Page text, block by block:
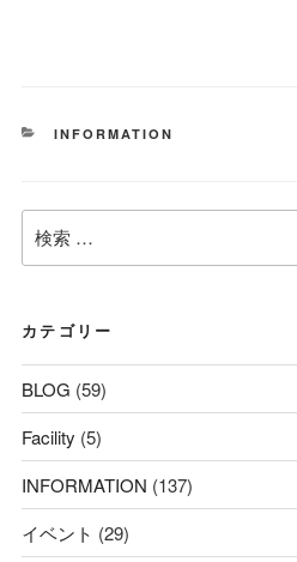
カ
INFORMATION
検
索:
カテゴリー
BLOG (59)
Facility (5)
INFORMATION (137)
イベント (29)